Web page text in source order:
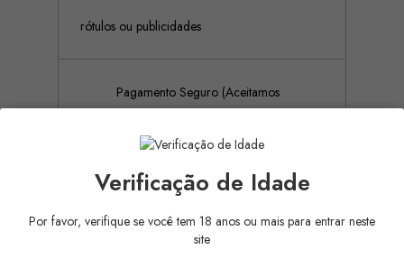
rótulos ou publicidades
Pagamento Seguro (Aceitamos
Detalhes do produto
Verificação de Idade
Por favor, verifique se você tem 18 anos ou mais para entrar neste
site